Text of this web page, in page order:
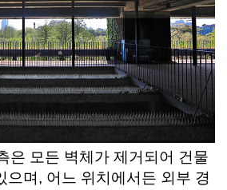
은 모든 벽체가 제거되어 건물
으며, 어느 위치에서든 외부 경